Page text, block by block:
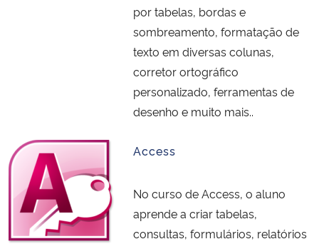
Banco Central do Brasil
Planalto
por tabelas, bordas e
sombreamento, formatação de
texto em diversas colunas,
corretor ortográfico
personalizado, ferramentas de
desenho e muito mais..
Access
No curso de Access, o aluno
aprende a criar tabelas,
consultas, formulários, relatórios